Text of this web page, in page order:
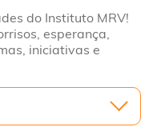
do Instituto MRV!
esperança,
iniciativas e